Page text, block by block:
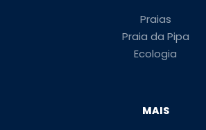
Praias
Praia da Pipa
Ecologia
MAIS